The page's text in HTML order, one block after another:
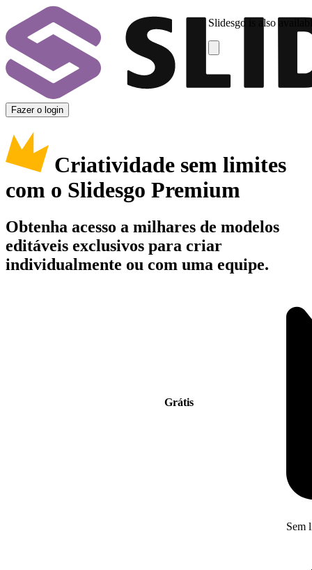
Slidesgo is also
Fazer o login
Criatividade sem limites
com o Slidesgo Premium
Obtenha acesso a milhares de modelos
editáveis exclusivos para criar
individualmente ou com uma equipe.
Grátis
Sem